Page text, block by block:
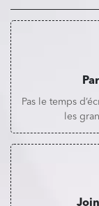
Pas le temps
les